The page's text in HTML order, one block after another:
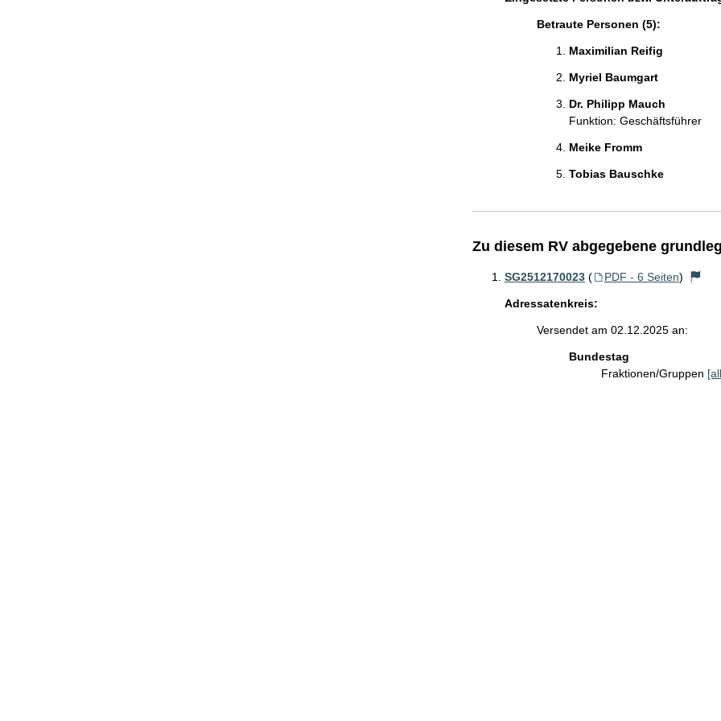
Betraute Personen (5):
Maximilian Reifig
Myriel Baumgart
Dr. Philipp Mauch
Funktion: Geschäftsführer
Meike Fromm
Tobias Bauschke
Zu diesem RV abgegebene
SG2512170023 ( PDF - 6 Seiten)
Adressatenkreis:
Versendet am 02.12.2025 an:
Bundestag
Fraktionen/Gruppen